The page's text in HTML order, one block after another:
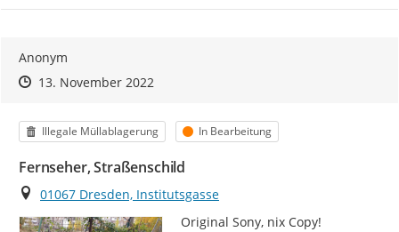
Anonym
Zeitpunkt des Erstellens
Zeitpunkt des Erstellens
13. November 2022Zur Äußerung
Kategorie
Illegale Müllablagerung Status
In Bearbeitung
Fernseher, Straßenschild
Ort
01067 Dresden, Institutsgasse
Original Sony, nix Copy!